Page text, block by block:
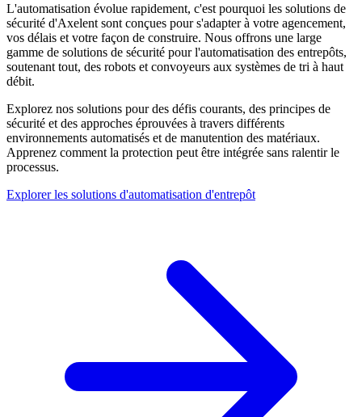
L'automatisation évolue rapidement, c'est pourquoi les solutions de
sécurité d'Axelent sont conçues pour s'adapter à votre agencement,
vos délais et votre façon de construire. Nous offrons une large
gamme de solutions de sécurité pour l'automatisation des entrepôts,
soutenant tout, des robots et convoyeurs aux systèmes de tri à haut
débit.
Explorez nos solutions pour des défis courants, des principes de
sécurité et des approches éprouvées à travers différents
environnements automatisés et de manutention des matériaux.
Apprenez comment la protection peut être intégrée sans ralentir le
processus.
Explorer les solutions d'automatisation d'entrepôt